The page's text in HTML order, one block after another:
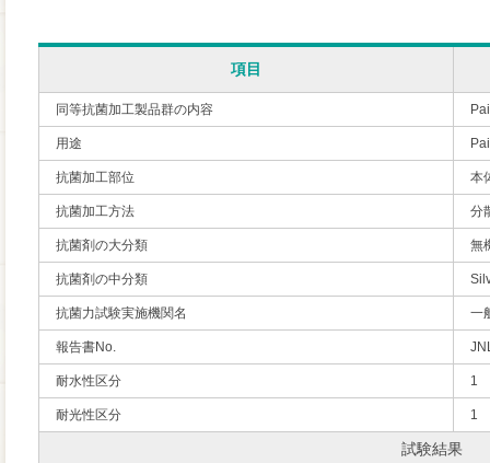
項目
同等抗菌加工製品群の内容
用途
抗菌加工部位 本
抗菌加工方法 分
抗菌剤の大分類 無
抗菌剤の中分類
抗菌力試験実施機関名 一
報告書No.
耐水性区分 1
耐光性区分 1
試験結果